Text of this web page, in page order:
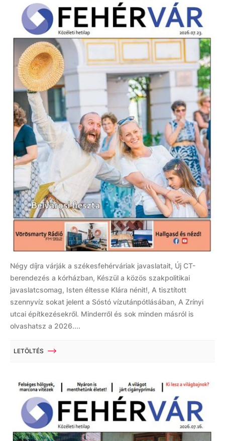
Négy díjra várják a székesfehérváriak javaslatait, Új CT-
berendezés a kórházban, Készül a közös szakpolitikai
javaslatcsomag, Isten éltesse Klára nénit!, A tisztított
szennyvíz sokat jelent a Sóstó vízutánpótlásában, A Zrínyi
utcai építkezésekről. Minderről és sok minden másról is
olvashatsz a 2026....
LETÖLTÉS